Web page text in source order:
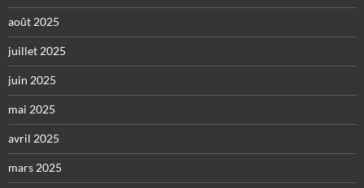
août 2025
juillet 2025
juin 2025
mai 2025
avril 2025
mars 2025